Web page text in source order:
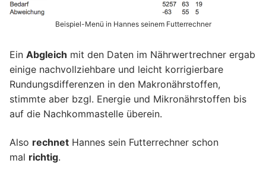
Beispiel-Menü in Hannes seinem Futterrechner
Ein Abgleich mit den Daten im Nährwertrechner ergab
einige nachvollziehbare und leicht korrigierbare
Rundungsdifferenzen in den Makronährstoffen,
stimmte aber bzgl. Energie und Mikronährstoffen bis
auf die Nachkommastelle überein.
Also rechnet Hannes sein Futterrechner schon
mal richtig.